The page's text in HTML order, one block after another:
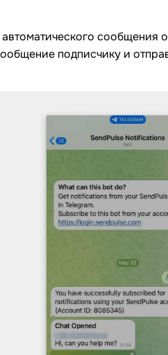
сообщения
подписчику и